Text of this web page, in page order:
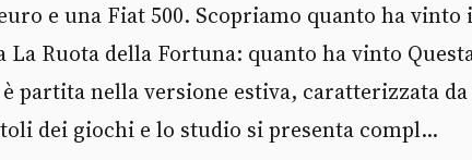
e una Fiat 500. Scopriamo quanto ha vinto
La Ruota della Fortuna: quanto ha vinto
partita nella versione estiva, caratterizzata
dei giochi e lo studio si presenta compl...